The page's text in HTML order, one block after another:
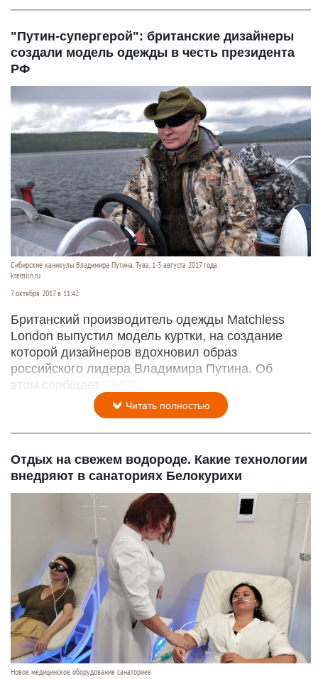
"Путин-супергерой": британские дизайнеры
создали модель одежды в честь президента
РФ
Сибирские каникулы Владимира Путина. Тува, 1-3 августа 2017 года.
kremlin.ru
7 октября 2017 в 11:42
Британский производитель одежды Matchless
London выпустил модель куртки, на создание
которой дизайнеров вдохновил образ
российского лидера Владимира Путина. Об
этом сообщает ТАСС
Читать полностью
Отдых на свежем водороде. Какие технологии
внедряют в санаториях Белокурихи
Новое медицинское оборудование санаториев